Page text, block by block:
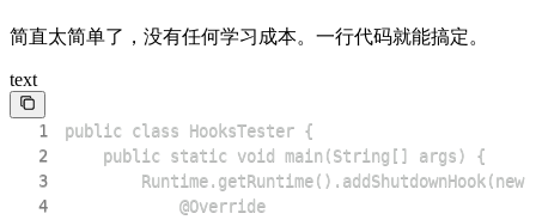
简直太简单了，没有任何学习成本。一行代码就能搞定。
text
1
2
3
4
            @Override